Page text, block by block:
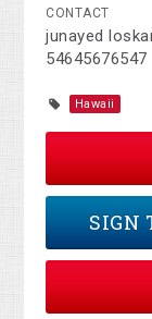
CONTACT
junayed
54645676547
Hawaii
SIGN